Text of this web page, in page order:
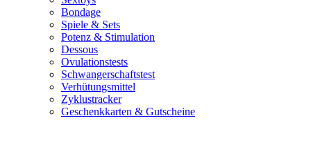
Bondage
Spiele & Sets
Potenz & Stimulation
Dessous
Ovulationstests
Schwangerschaftstest
Verhütungsmittel
Zyklustracker
Geschenkkarten & Gutscheine